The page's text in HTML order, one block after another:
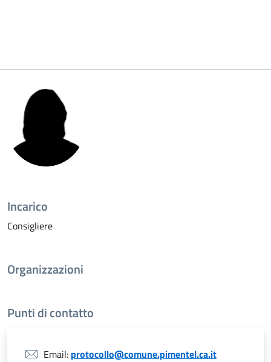
Incarico
Consigliere
Organizzazioni
Punti di contatto
Email: protocollo@comune.pimentel.ca.it